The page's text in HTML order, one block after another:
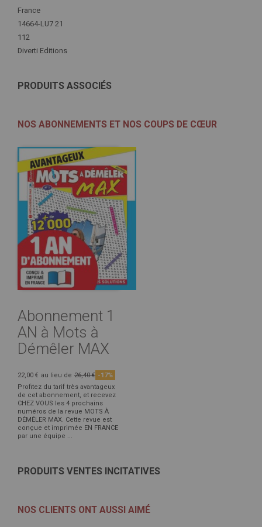
Plus
d'infos
France
14664-LU7 21
112
Diverti Editions
PRODUITS ASSOCIÉS
NOS ABONNEMENTS ET NOS COUPS DE CŒUR
Abonnement 1
AN à Mots à
Démêler MAX
22,00 € au lieu de 26,40 € -17%
Profitez du tarif très avantageux
de cet abonnement, et recevez
CHEZ VOUS les 4 prochains
numéros de la revue MOTS À
DÉMÊLER MAX. Cette revue est
conçue et imprimée EN FRANCE
par une équipe ...
PRODUITS VENTES INCITATIVES
NOS CLIENTS ONT AUSSI AIMÉ